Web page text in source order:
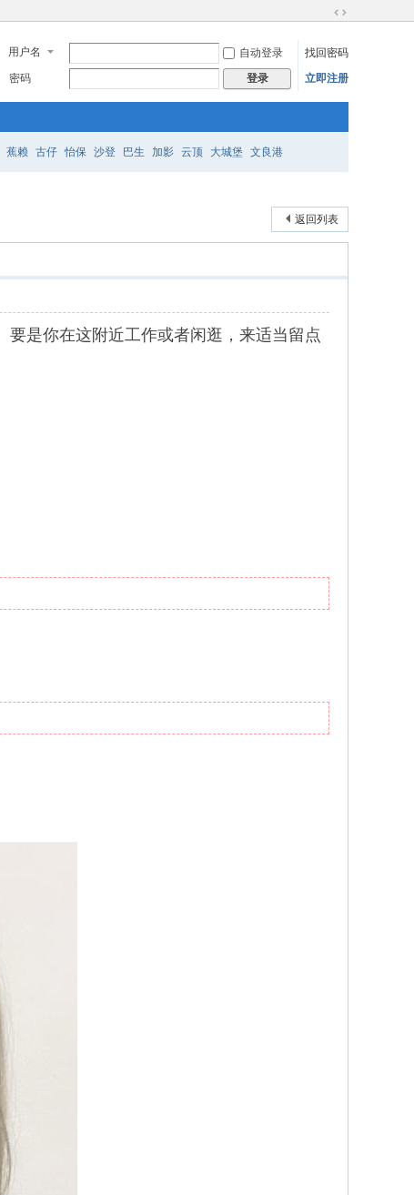
换
到
宽
用户名 自动登录
找回密码
密码
登录 立即注册
蕉赖 古仔 怡保 沙登 巴生 加影 云顶 大城堡 文良港
返回列表
是你在这附近工作或者闲逛，来适当留点